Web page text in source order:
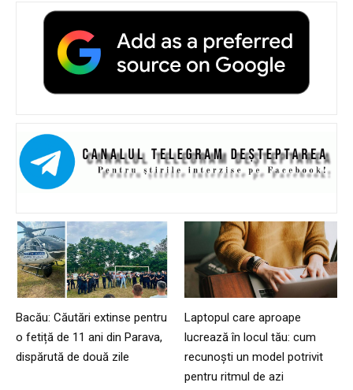
Bacău: Căutări extinse pentru
o fetiță de 11 ani din Parava,
dispărută de două zile
Laptopul care aproape
lucrează în locul tău: cum
recunoști un model potrivit
pentru ritmul de azi